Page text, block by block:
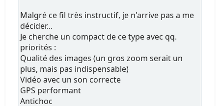
Malgré ce fil très instructif, je n'arrive pas a me
décider...
Je cherche un compact de ce type avec qq.
priorités :
Qualité des images (un gros zoom serait un
plus, mais pas indispensable)
Vidéo avec un son correcte
GPS performant
Antichoc